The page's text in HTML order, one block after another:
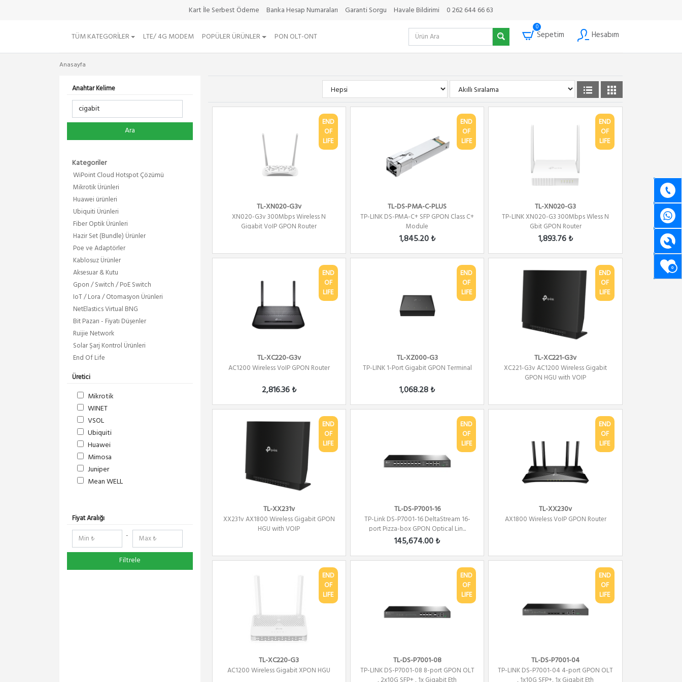
Kart İle Serbest Ödeme Banka Hesap Numaraları Garanti Sorgu Havale Bildirimi 0 262 644 66 63
TÜM KATEGORILER LTE/ 4G MODEM POPÜLER ÜRÜNLER PON OLT-ONT
0
Sepetim Hesabım
0
Anasayfa
Anahtar Kelime
Ara
Kategoriler
WiPoint Cloud Hotspot Çözümü
Mikrotik Ürünleri
Huawei ürünleri
Ubiquiti Ürünleri
Fiber Optik Ürünleri
Hazir Set (Bundle) Ürünler
Poe ve Adaptörler
Kablosuz Ürünler
Aksesuar & Kutu
Gpon / Switch / PoE Switch
IoT / Lora / Otomasyon Ürünleri
NetElastics Virtual BNG
Bit Pazarı - Fiyatı Düşenler
Ruijie Network
Solar Şarj Kontrol Ürünleri
End Of Life
Üretici
Mikrotik
WINET
VSOL
Ubiquiti
Huawei
Mimosa
Juniper
Mean WELL
RedLine
RF Elements
NetElastic
Paessler
TENDA
Fiyat Aralığı
-
Filtrele
END
OF
LIFE
TL-XN020-G3v
XN020-G3v 300Mbps Wireless N
Gigabit VoIP GPON Router
END
OF
LIFE
TL-DS-PMA-C-PLUS
TP-LINK DS-PMA-C+ SFP GPON Class C+
Module
1,845.20 ₺
END
OF
LIFE
TL-XN020-G3
TP-LINK XN020-G3 300Mbps Wless N
Gbit GPON Router
1,893.76 ₺
END
OF
LIFE
TL-XC220-G3v
AC1200 Wireless VoIP GPON Router
2,816.36 ₺
END
OF
LIFE
TL-XZ000-G3
TP-LINK 1-Port Gigabit GPON Terminal
1,068.28 ₺
END
OF
LIFE
TL-XC221-G3v
XC221-G3v AC1200 Wireless Gigabit
GPON HGU with VOIP
END
OF
LIFE
TL-XX231v
XX231v ​AX1800 Wireless Gigabit GPON
HGU with VOIP
END
OF
LIFE
TL-DS-P7001-16
TP-Link DS-P7001-16 DeltaStream 16-
port Pizza-box GPON Optical Lin...
145,674.00 ₺
END
OF
LIFE
TL-XX230v
AX1800 Wireless VoIP GPON Router
END
OF
LIFE
TL-XC220-G3
AC1200 Wireless Gigabit XPON HGU
END
OF
LIFE
TL-DS-P7001-08
TP-LINK DS-P7001-08 8-port GPON OLT
END
OF
LIFE
TL-DS-P7001-04
TP-LINK DS-P7001-04 4-port GPON OLT